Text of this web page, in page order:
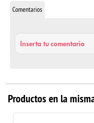
Comentarios
Inserta tu comentario
Productos en la